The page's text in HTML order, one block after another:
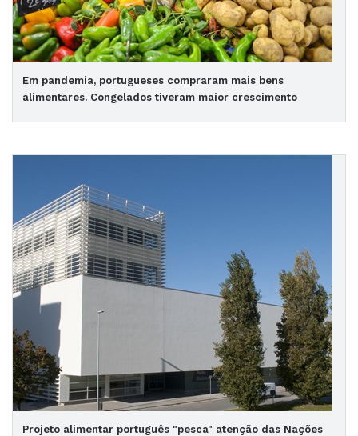
Em pandemia, portugueses compraram mais bens
alimentares. Congelados tiveram maior crescimento
Projeto alimentar português "pesca" atenção das Nações